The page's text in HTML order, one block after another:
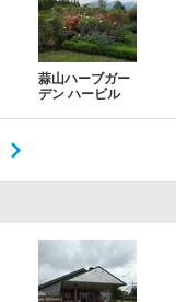
蒜山ハーブガー
デン ハービル